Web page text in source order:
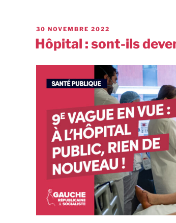
30 NOVEMBRE 2022
Hôpital : sont-ils